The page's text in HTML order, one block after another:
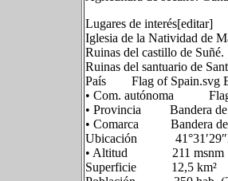
Lugares de interés[editar]
Iglesia de la Natividad de
Ruinas del castillo de Suñé.
Ruinas del santuario de
País Flag of Spain.svg
• Com. autónoma Flag
• Provincia Bandera de
• Comarca Bandera del
Ubicación 41°31′29″N
• Altitud 211 msnm
Superficie 12,5 km²